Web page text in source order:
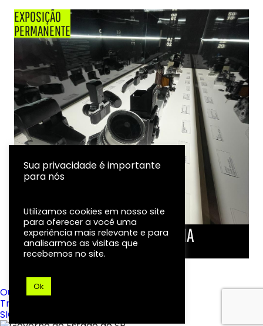
EXPOSIÇÃO
PERMANENTE
LINHA DO TEMPO DA FOTOGRAFIA
EXPOSIÇÃO
Ouvidoria
Transparência
SIC
Sua privacidade é importante
para nós
Utilizamos cookies em nosso site
para oferecer a você uma
experiência mais relevante e para
analisarmos as visitas que
recebemos no site.
Ok